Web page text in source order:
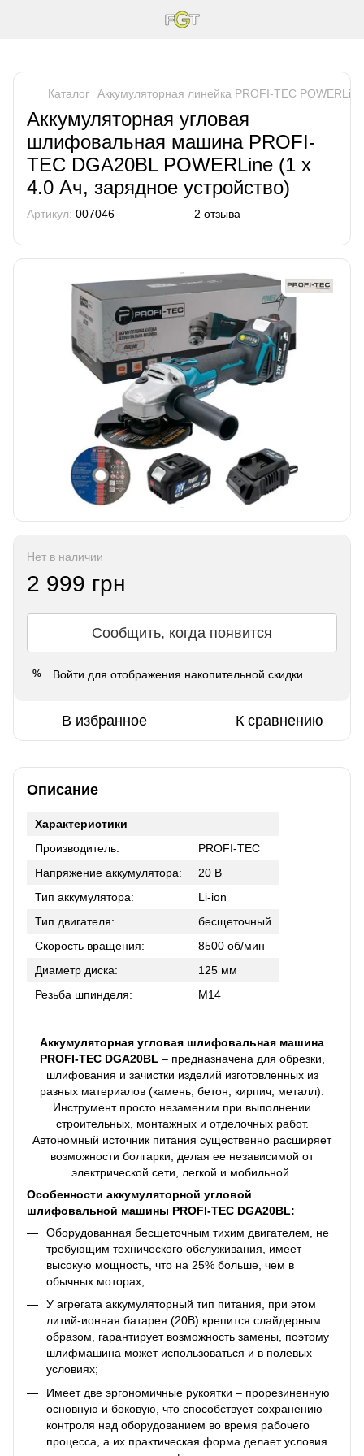
Каталог Аккумуляторная линейка PROFI-TEC POWERLine
Аккумуляторная угловая
шлифовальная машина PROFI-
TEC DGA20BL POWERLine (1 х
4.0 Ач, зарядное устройство)
Артикул: 007046 2 отзыва
Нет в наличии
2 999 грн
Сообщить, когда появится
% Войти для отображения накопительной скидки
В избранное К сравнению
Описание
Характеристики
Производитель:
PROFI-TEC
Напряжение аккумулятора:
20 В
Тип аккумулятора:
Li-ion
Тип двигателя:
бесщеточный
Скорость вращения:
8500 об/мин
Диаметр диска:
125 мм
Резьба шпинделя:
М14
Аккумуляторная угловая шлифовальная машина
PROFI-TEC DGA20BL – предназначена для обрезки,
шлифования и зачистки изделий изготовленных из
разных материалов (камень, бетон, кирпич, металл).
Инструмент просто незаменим при выполнении
строительных, монтажных и отделочных работ.
Автономный источник питания существенно расширяет
возможности болгарки, делая ее независимой от
электрической сети, легкой и мобильной.
Особенности аккумуляторной угловой
шлифовальной машины PROFI-TEC DGA20BL:
Оборудованная бесщеточным тихим двигателем, не
требующим технического обслуживания, имеет
высокую мощность, что на 25% больше, чем в
обычных моторах;
У агрегата аккумуляторный тип питания, при этом
литий-ионная батарея (20В) крепится слайдерным
образом, гарантирует возможность замены, поэтому
шлифмашина может использоваться и в полевых
условиях;
Имеет две эргономичные рукоятки – прорезиненную
основную и боковую, что способствует сохранению
контроля над оборудованием во время рабочего
процесса, а их практическая форма делает условия